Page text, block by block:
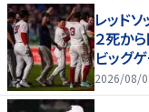
レッド
２死か
ビッグ
拠地熱
2026/08/